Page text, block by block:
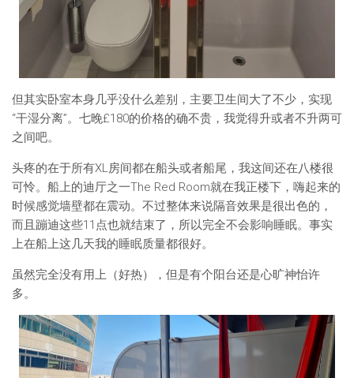
但其实卧室本身几乎没什么差别，主要卫生间大了不少，实现
“干湿分离”。七晚£180的价格的确不贵，我觉得升或者不升两可
之间吧。
头疼的在于所有XL房间都在船头或者船尾，我这间还在八楼很
可怜。船上的迪厅之一The Red Room就在我正楼下，嗨起来的
时候感觉墙壁都在震动。不过整体来说隔音效果是很出色的，
而且蹦迪这些11点也就结束了，所以完全不会影响睡眠。事实
上在船上这几天我的睡眠质量都很好。
虽然完全没有用上（好热），但是有个阳台还是心旷神怡许
多。